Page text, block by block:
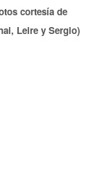
cortesía de
Leire y Sergio)